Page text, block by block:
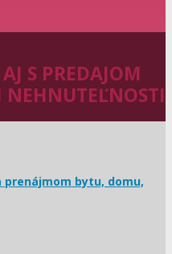
S PREDAJOM
prenájmom bytu, domu,